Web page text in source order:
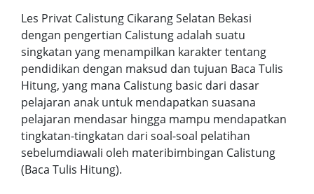
Les Privat Calistung Cikarang Selatan Bekasi
dengan pengertian Calistung adalah suatu
singkatan yang menampilkan karakter tentang
pendidikan dengan maksud dan tujuan Baca Tulis
Hitung, yang mana Calistung basic dari dasar
pelajaran anak untuk mendapatkan suasana
pelajaran mendasar hingga mampu mendapatkan
tingkatan-tingkatan dari soal-soal pelatihan
sebelumdiawali oleh materibimbingan Calistung
(Baca Tulis Hitung).